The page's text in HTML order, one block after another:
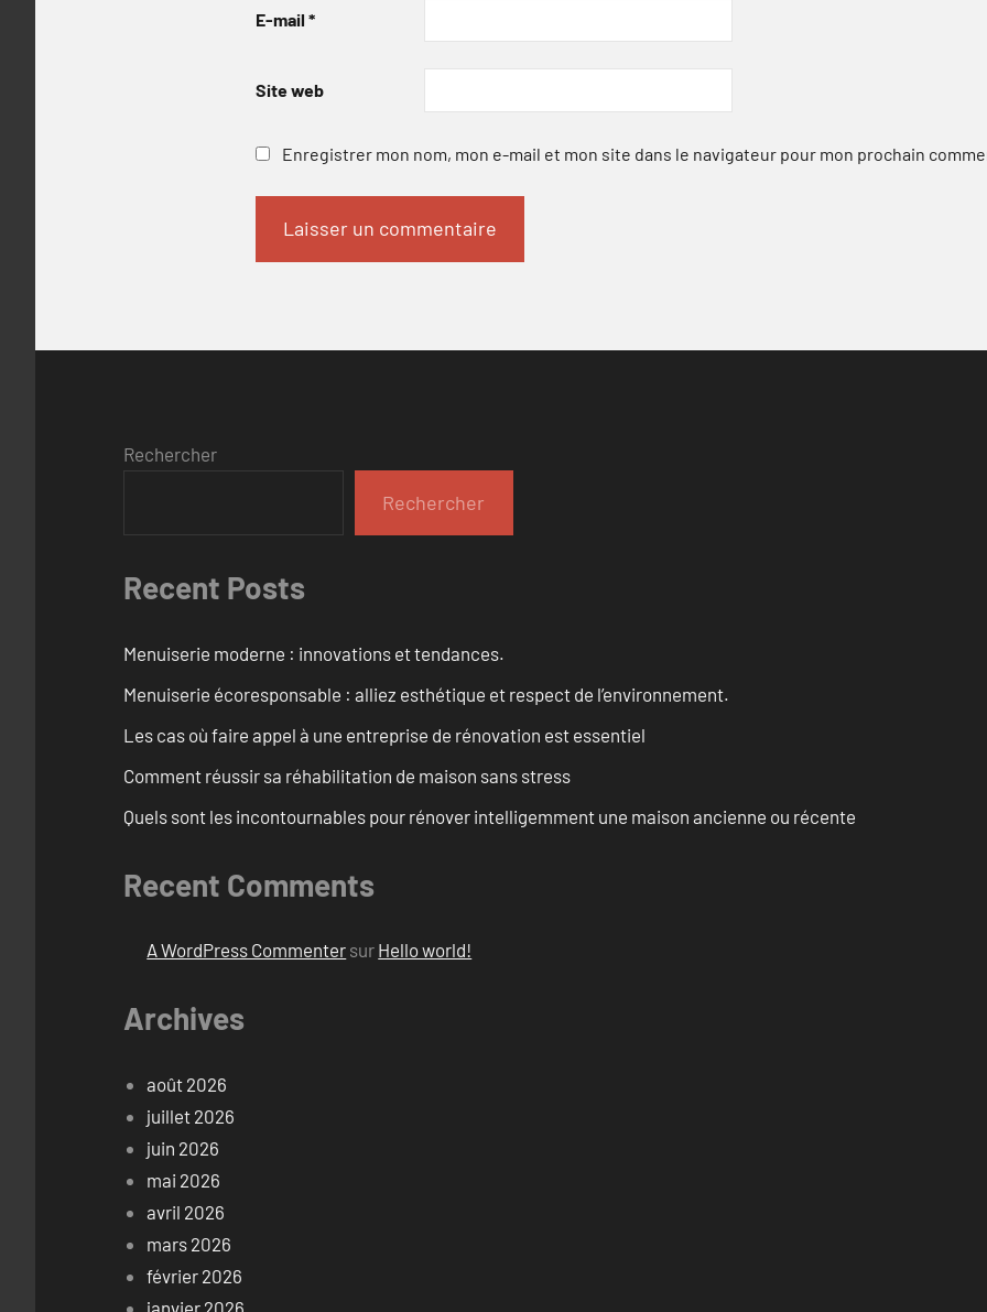
E-mail *
Site web
Enregistrer mon nom, mon e-mail et mon site dans le navigateur pour mon prochain
Rechercher
Rechercher
Recent Posts
Menuiserie moderne : innovations et tendances.
Menuiserie écoresponsable : alliez esthétique et respect de l’environnement.
Les cas où faire appel à une entreprise de rénovation est essentiel
Comment réussir sa réhabilitation de maison sans stress
Quels sont les incontournables pour rénover intelligemment une maison ancienne ou récente
Recent Comments
A WordPress Commenter sur Hello world!
Archives
août 2026
juillet 2026
juin 2026
mai 2026
avril 2026
mars 2026
février 2026
janvier 2026